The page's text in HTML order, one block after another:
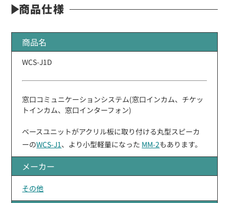
商品仕様
商品名
WCS-J1D
窓口コミュニケーションシステム(窓口インカム、チケッ
トインカム、窓口インターフォン)
ベースユニットがアクリル板に取り付ける丸型スピーカ
ーのWCS-J1 、より小型軽量になった MM-2もあります。
メーカー
その他